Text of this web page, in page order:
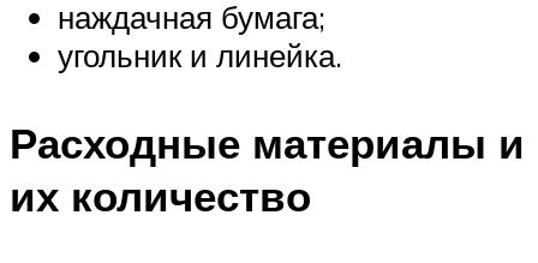
наждачная бумага;
угольник и линейка.
Расходные материалы и
их количество